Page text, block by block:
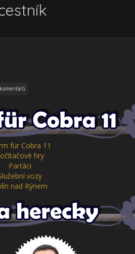
für Cobra 11
hry
Parťáci
vozy
nad Rýnem